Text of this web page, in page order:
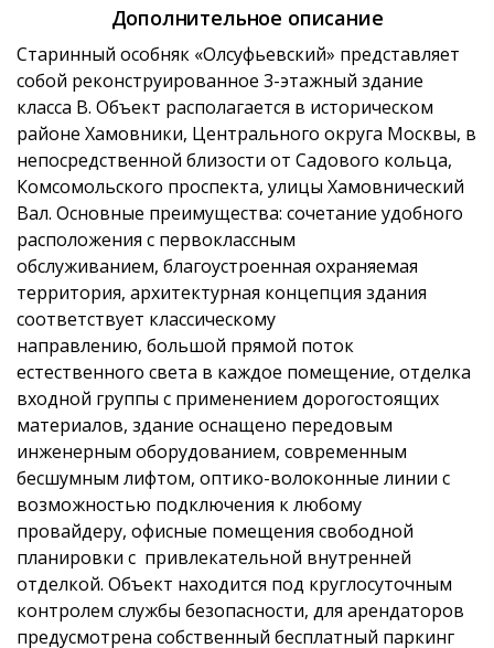
Дополнительное описание
Старинный особняк «Олсуфьевский» представляет
собой реконструированное 3-этажный здание
класса В. Объект располагается в историческом
районе Хамовники, Центрального округа Москвы, в
непосредственной близости от Садового кольца,
Комсомольского проспекта, улицы Хамовнический
Вал. Основные преимущества: сочетание удобного
расположения с первоклассным
обслуживанием, благоустроенная охраняемая
территория, архитектурная концепция здания
соответствует классическому
направлению, большой прямой поток
естественного света в каждое помещение, отделка
входной группы с применением дорогостоящих
материалов, здание оснащено передовым
инженерным оборудованием, современным
бесшумным лифтом, оптико-волоконные линии с
возможностью подключения к любому
провайдеру, офисные помещения свободной
планировки с привлекательной внутренней
отделкой. Объект находится под круглосуточным
контролем службы безопасности, для арендаторов
предусмотрена собственный бесплатный паркинг